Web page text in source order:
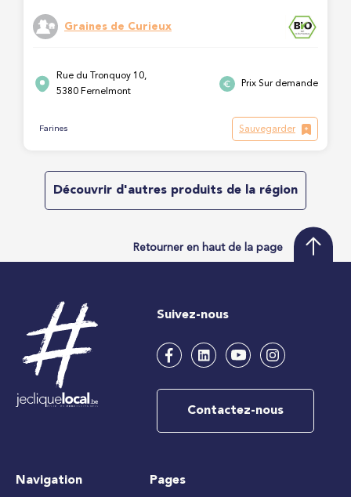
Graines de Curieux
Rue du Tronquoy 10,
5380 Fernelmont
Prix Sur demande
Farines Sauvegarder
Découvrir d'autres produits de la région
Retourner en haut de la page
Suivez-nous
Contactez-nous
Navigation Pages